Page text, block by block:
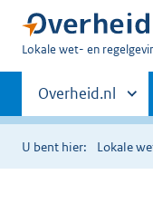
U
hier:
Lokale wet- en
Primaire
navigatie
Andere
sites
binnen
Overheid.nl
U bent hier: Lokale